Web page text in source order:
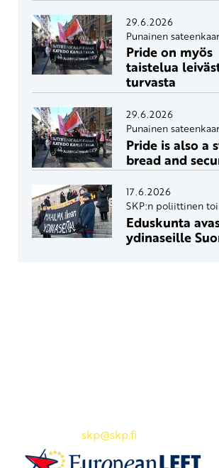
29.6.2026
Punainen
Pride on myös
taistelua
turvasta
29.6.2026
Punainen
Pride is also a
bread and
17.6.2026
SKP:n poliittinen
Eduskunta
ydinaseille
skp@skp.fi